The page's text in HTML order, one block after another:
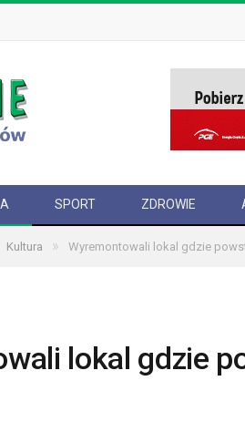
SPORT ZDROWIE
Kultura » Wyremontowali lokal gdzie
lokal gdzie